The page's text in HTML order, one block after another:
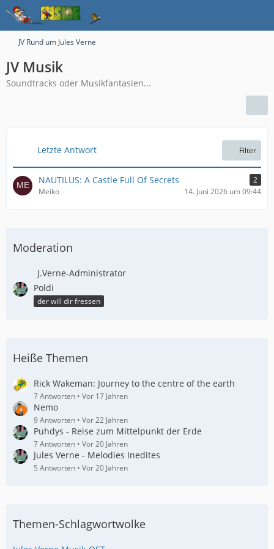
JV Rund um Jules Verne
JV Musik
Soundtracks oder Musikfantasien...
Letzte Antwort Filter
NAUTILUS: A Castle Full Of Secrets
2
Meiko
14. Juni 2026 um 09:44
Moderation
J.Verne-Administrator
Poldi
der will dir fressen
Heiße Themen
Rick Wakeman: Journey to the centre of the earth
7 Antworten Vor 17 Jahren
Nemo
9 Antworten Vor 22 Jahren
Puhdys - Reise zum Mittelpunkt der Erde
7 Antworten Vor 20 Jahren
Jules Verne - Melodies Inedites
5 Antworten Vor 20 Jahren
Themen-Schlagwortwolke